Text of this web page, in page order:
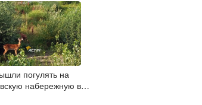
погулять на
набережную в